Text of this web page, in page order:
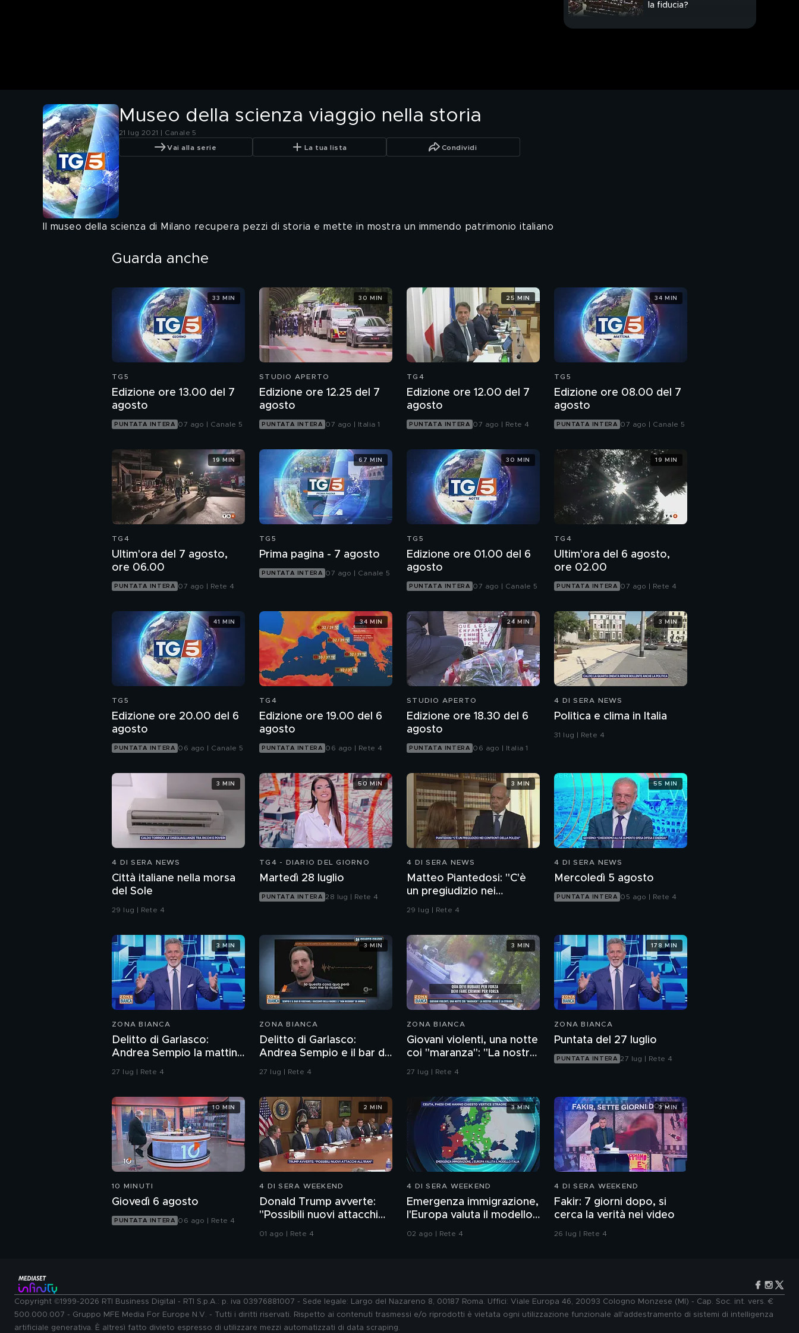
la fiducia?
Museo della scienza viaggio nella storia
21 lug 2021 | Canale 5
Vai alla serie La tua lista Condividi
Il museo della scienza di Milano recupera pezzi di storia e mette in mostra un immendo patrimonio italiano
Guarda anche
TG5
Edizione ore 13.00 del 7
agosto
PUNTATA INTERA 07 ago | Canale 5
33 MIN
STUDIO APERTO
Edizione ore 12.25 del 7
agosto
PUNTATA INTERA 07 ago | Italia 1
30 MIN
TG4
Edizione ore 12.00 del 7
agosto
PUNTATA INTERA 07 ago | Rete 4
25 MIN
TG5
Edizione ore 08.00 del 7
agosto
PUNTATA INTERA 07 ago | Canale 5
34 MIN
TG4
Ultim'ora del 7 agosto,
ore 06.00
PUNTATA INTERA 07 ago | Rete 4
19 MIN
TG5
Prima pagina - 7 agosto
PUNTATA INTERA 07 ago | Canale 5
67 MIN
TG5
Edizione ore 01.00 del 6
agosto
PUNTATA INTERA 07 ago | Canale 5
30 MIN
TG4
Ultim'ora del 6 agosto,
ore 02.00
PUNTATA INTERA 07 ago | Rete 4
19 MIN
TG5
Edizione ore 20.00 del 6
agosto
PUNTATA INTERA 06 ago | Canale 5
41 MIN
TG4
Edizione ore 19.00 del 6
agosto
PUNTATA INTERA 06 ago | Rete 4
34 MIN
STUDIO APERTO
Edizione ore 18.30 del 6
agosto
PUNTATA INTERA 06 ago | Italia 1
24 MIN
4 DI SERA NEWS
Politica e clima in Italia
31 lug | Rete 4
3 MIN
4 DI SERA NEWS
Città italiane nella morsa
del Sole
29 lug | Rete 4
3 MIN
TG4 - DIARIO DEL GIORNO
Martedì 28 luglio
PUNTATA INTERA 28 lug | Rete 4
50 MIN
4 DI SERA NEWS
Matteo Piantedosi: "C'è
un pregiudizio nei
confronti della polizia"
29 lug | Rete 4
3 MIN
4 DI SERA NEWS
Mercoledì 5 agosto
PUNTATA INTERA 05 ago | Rete 4
55 MIN
ZONA BIANCA
Delitto di Garlasco:
Andrea Sempio la mattina
del delitto è stato in un
27 lug | Rete 4
3 MIN
ZONA BIANCA
Delitto di Garlasco:
Andrea Sempio e il bar di
Vigevano e i racconti
27 lug | Rete 4
3 MIN
ZONA BIANCA
Giovani violenti, una notte
coi "maranza": "La nostra
legge è la strada"
27 lug | Rete 4
3 MIN
ZONA BIANCA
Puntata del 27 luglio
PUNTATA INTERA 27 lug | Rete 4
178 MIN
10 MINUTI
Giovedì 6 agosto
PUNTATA INTERA 06 ago | Rete 4
10 MIN
4 DI SERA WEEKEND
Donald Trump avverte:
"Possibili nuovi attacchi
all'Iran"
01 ago | Rete 4
2 MIN
4 DI SERA WEEKEND
Emergenza immigrazione,
l'Europa valuta il modello
02 ago | Rete 4
3 MIN
4 DI SERA WEEKEND
Fakir: 7 giorni dopo, si
cerca la verità nei video
26 lug | Rete 4
3 MIN
Copyright ©1999-2026 RTI Business Digital - RTI S.p.A.: p. iva 03976881007 - Sede legale: Largo del Nazareno 8, 00187 Roma. Uffici: Viale Europa 46, 20093 Cologno Monzese (MI) - Cap. Soc. int. vers. €
500.000.007 - Gruppo MFE Media For Europe N.V. - Tutti i diritti riservati. Rispetto ai contenuti trasmessi e/o riprodotti è vietata ogni utilizzazione funzionale all'addestramento di sistemi di intelligenza
artificiale generativa. È altresì fatto divieto espresso di utilizzare mezzi automatizzati di data scraping.